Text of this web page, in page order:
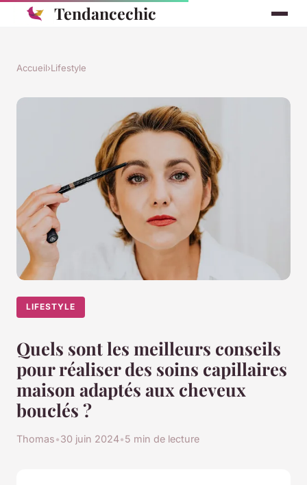
Tendancechic
Accueil›Lifestyle
LIFESTYLE
Quels sont les meilleurs conseils
pour réaliser des soins capillaires
maison adaptés aux cheveux
bouclés ?
Thomas•30 juin 2024•5 min de lecture